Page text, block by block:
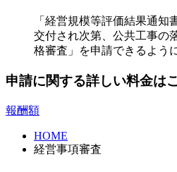
「経営規模等評価結果通
交付され次第、公共工事の
格審査」を申請できるよう
申請に関する詳しい料金は
報酬額
HOME
経営事項審査